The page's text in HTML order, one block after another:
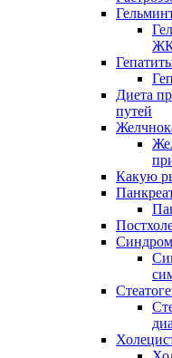
Диета
путей
Какую